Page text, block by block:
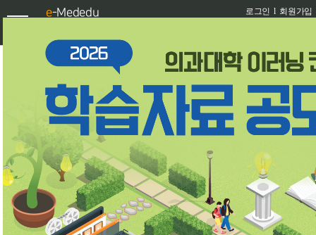
e-Mededu 로그인 l 회원가입
진료문항
수기문항
임상의학동영상